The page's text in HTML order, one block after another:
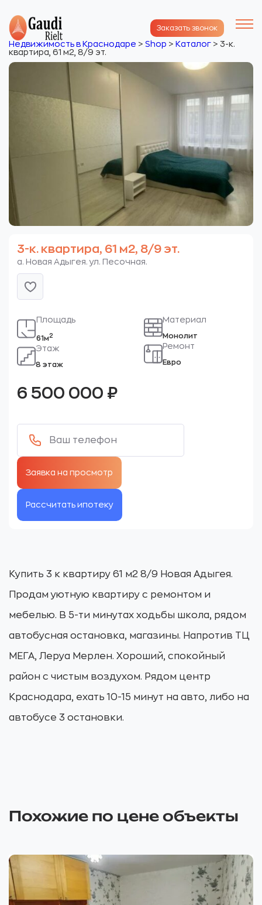
Заказать звонок
Недвижимость в Краснодаре > Shop > Каталог > 3-к.
квартира, 61 м2, 8/9 эт.
3-к. квартира, 61 м2, 8/9 эт.
а. Новая Адыгея. ул. Песочная.
Площадь
61м2
Этаж
8 этаж
Материал
Монолит
Ремонт
Евро
6 500 000 ₽
Рассчитать ипотеку
Купить 3 к квартиру 61 м2 8/9 Новая Адыгея.
Продам уютную квартиру с ремонтом и
мебелью. В 5-ти минутах ходьбы школа, рядом
автобусная остановка, магазины. Напротив ТЦ
МЕГА, Леруа Мерлен. Хороший, спокойный
район с чистым воздухом. Рядом центр
Краснодара, ехать 10-15 минут на авто, либо на
автобусе 3 остановки.
Похожие по цене объекты